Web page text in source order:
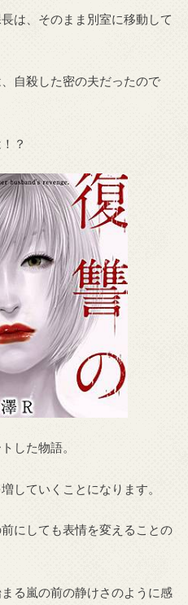
は、そのまま別室に移動して
自殺した密の夫だったので
？
した物語。
していくことになります。
にしても表情を変えることの
る嵐の前の静けさのように感